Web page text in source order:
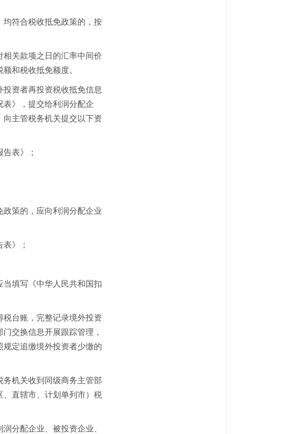
符合税收抵免政策的，按
关款项之日的汇率中间价
和税收抵免额度。
资者再投资税收抵免信息
》，提交给利润分配企
主管税务机关提交以下资
表》；
策的，应向利润分配企业
》；
填写《中华人民共和国扣
台账，完整记录境外投资
交换信息开展跟踪管理，
定追缴境外投资者少缴的
机关收到同级商务主管部
直辖市、计划单列市）税
分配企业、被投资企业、